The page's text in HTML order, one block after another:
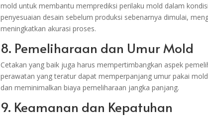
mold untuk membantu memprediksi perilaku mold dalam
penyesuaian desain sebelum produksi sebenarnya dimulai,
meningkatkan akurasi proses.
8. Pemeliharaan dan Umur Mold
Cetakan yang baik juga harus mempertimbangkan aspek
perawatan yang teratur dapat memperpanjang umur pakai
dan meminimalkan biaya pemeliharaan jangka panjang.
9. Keamanan dan Kepatuhan